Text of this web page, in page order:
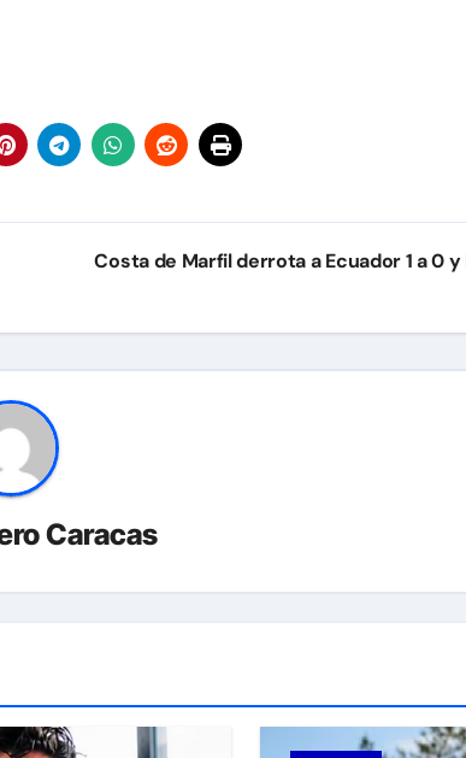
Costa de Marfil derrota a Ecuador 1 a 0
Caracas